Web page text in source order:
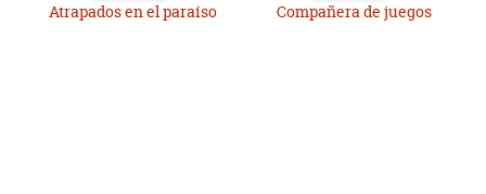
Atrapados en el paraíso Compañera de juegos